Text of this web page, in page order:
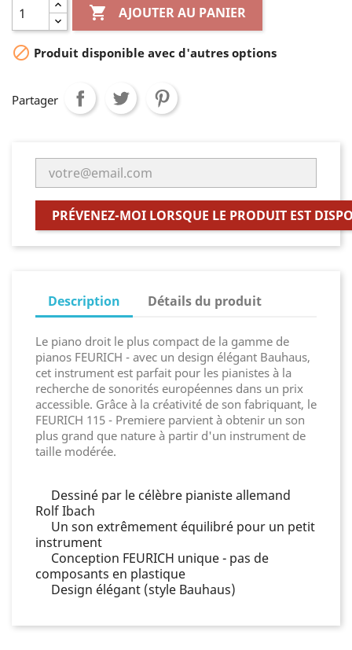
 AJOUTER AU PANIER
 Produit disponible avec d'autres options
Partager
PRÉVENEZ-MOI LORSQUE LE PRODUIT EST
Description Détails du produit
Le piano droit le plus compact de la gamme de
pianos FEURICH - avec un design élégant Bauhaus,
cet instrument est parfait pour les pianistes à la
recherche de sonorités européennes dans un prix
accessible. Grâce à la créativité de son fabriquant, le
FEURICH 115 - Premiere parvient à obtenir un son
plus grand que nature à partir d'un instrument de
taille modérée.
Dessiné par le célèbre pianiste allemand
Rolf Ibach
Un son extrêmement équilibré pour un petit
instrument
Conception FEURICH unique - pas de
composants en plastique
Design élégant (style Bauhaus)